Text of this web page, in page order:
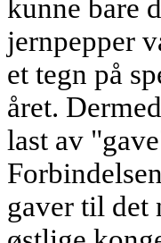
kunne bare
jernpepper
et tegn på
året.
last av
gaver til det